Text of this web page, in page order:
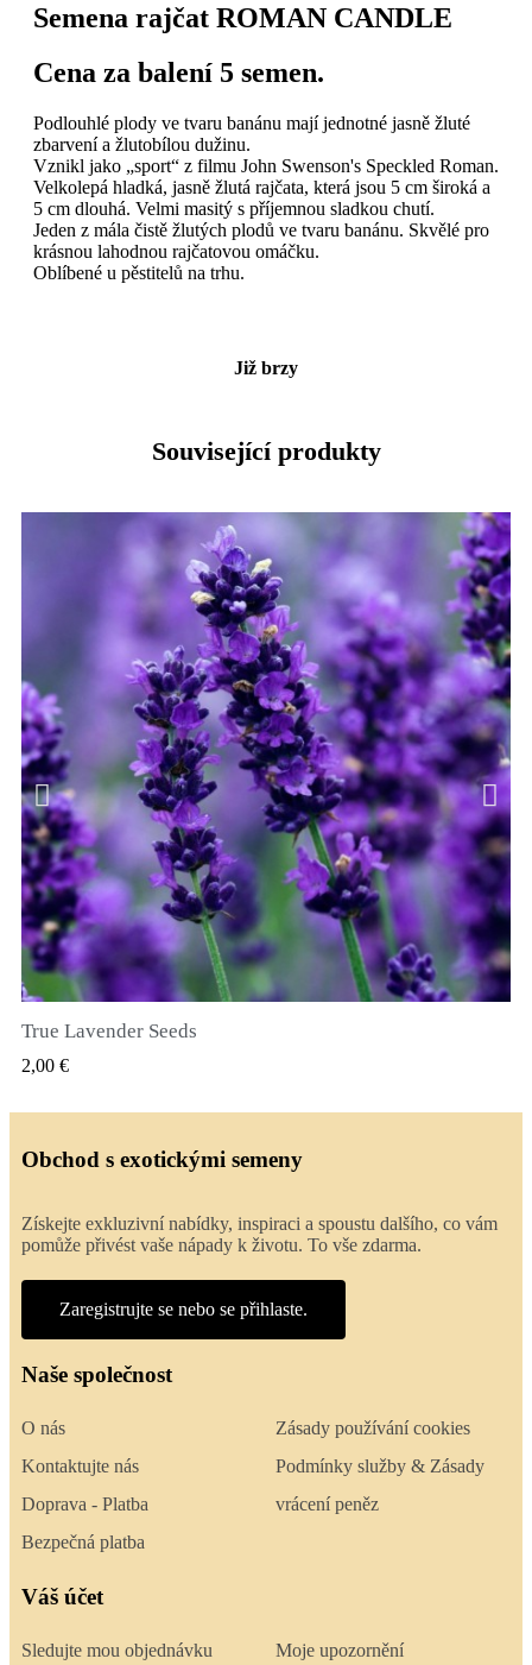
Semena rajčat ROMAN CANDLE
Cena za balení 5 semen.
Podlouhlé plody ve tvaru banánu mají jednotné jasně žluté
zbarvení a žlutobílou dužinu.
Vznikl jako „sport“ z filmu John Swenson's Speckled Roman.
Velkolepá hladká, jasně žlutá rajčata, která jsou 5 cm široká a
5 cm dlouhá. Velmi masitý s příjemnou sladkou chutí.
Jeden z mála čistě žlutých plodů ve tvaru banánu. Skvělé pro
krásnou lahodnou rajčatovou omáčku.
Oblíbené u pěstitelů na trhu.
Již brzy
Související produkty
True Lavender Seeds
2,00 €
Obchod s exotickými semeny
Získejte exkluzivní nabídky, inspiraci a spoustu dalšího, co vám
pomůže přivést vaše nápady k životu. To vše zdarma.
Zaregistrujte se nebo se přihlaste.
Naše společnost
O nás
Kontaktujte nás
Doprava - Platba
Bezpečná platba
Zásady používání cookies
Podmínky služby & Zásady
vrácení peněz
Váš účet
Sledujte mou objednávku Moje upozornění